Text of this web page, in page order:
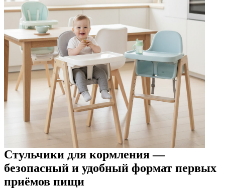
Стульчики для кормления —
безопасный и удобный формат первых
приёмов пищи